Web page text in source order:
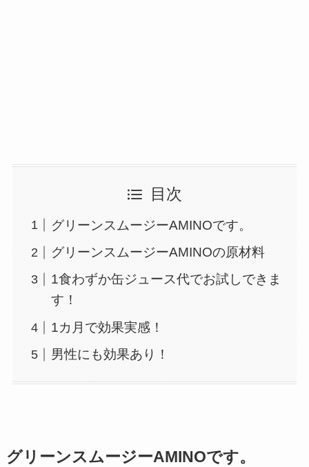
目次
グリーンスムージーAMINOです。
グリーンスムージーAMINOの原材料
1食わずか缶ジュース代でお試しできま
す！
1カ月で効果実感！
男性にも効果あり！
グリーンスムージーAMINOです。